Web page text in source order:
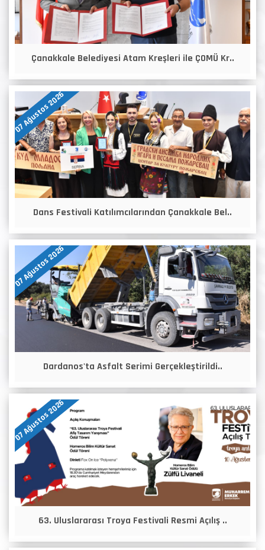
Çanakkale Belediyesi Atam Kreşleri ile ÇOMÜ Kr..
07 Ağustos 2026
Dans Festivali Katılımcılarından Çanakkale Bel..
07 Ağustos 2026
Dardanos'ta Asfalt Serimi Gerçekleştirildi..
07 Ağustos 2026
63. Uluslararası Troya Festivali Resmi Açılış ..